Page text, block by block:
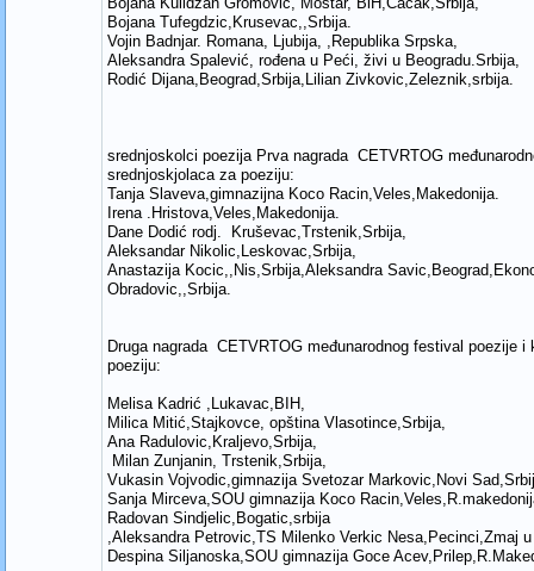
Bojana Tufegdzic,Krusevac,,Srbija.
Vojin Badnjar. Romana, Ljubija, ,Republika Srpska,
Aleksandra Spalević, rođena u Peći, živi u Beogradu.Srbija,
Rodić Dijana,Beograd,Srbija,Lilian Zivkovic,Zeleznik,srbija.
srednjoskolci poezija Prva nagrada CETVRTOG
srednjoskjolaca za poeziju:
Tanja Slaveva,gimnazijna Koco Racin,Veles,Makedonija.
Irena .Hristova,Veles,Makedonija.
Dane Dodić rodj. Kruševac,Trstenik,Srbija,
Aleksandar Nikolic,Leskovac,Srbija,
Anastazija Kocic,,Nis,Srbija,Aleksandra
Obradovic,,Srbija.
Druga nagrada CETVRTOG međunarodnog festival
poeziju:
Melisa Kadrić ,Lukavac,BIH,
Milica Mitić,Stajkovce, opština Vlasotince,Srbija,
Ana Radulovic,Kraljevo,Srbija,
Milan Zunjanin, Trstenik,Srbija,
Vukasin Vojvodic,gimnazija Svetozar Markovic,Novi
Sanja Mirceva,SOU gimnazija Koco
Radovan Sindjelic,Bogatic,srbija
,Aleksandra Petrovic,TS Milenko Verkic Nesa,Pecinci,Zmaj
Despina Siljanoska,SOU gimnazija Goce